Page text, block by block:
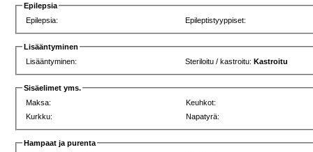
Epilepsia
Epilepsia:
Epileptistyyppiset:
Lisääntyminen
Lisääntyminen:
Steriloitu / kastroitu:Kastroitu
Sisäelimet yms.
Maksa:
Keuhkot:
Kurkku:
Napatyrä:
Hampaat ja purenta